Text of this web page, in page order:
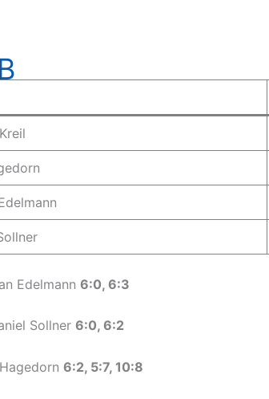
Edelmann 6:0, 6:3
Sollner 6:0, 6:2
6:2, 5:7, 10:8